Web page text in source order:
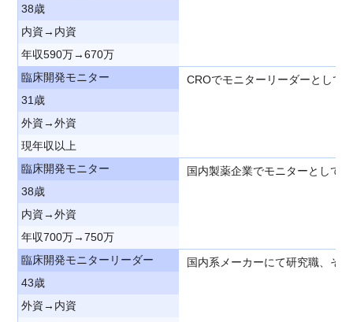
38歳
内資→内資
年収590万→670万
臨床開発モニター
CROでモニターリーダーとして
31歳
外資→外資
現年収以上
臨床開発モニター
国内製薬企業でモニターとして
38歳
内資→外資
年収700万→750万
臨床開発モニターリーダー
国内系メーカーにて研究職、そ
43歳
外資→内資